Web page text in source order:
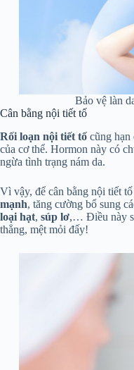
Bảo vệ làn
Cân bằng nội tiết tố
Rối loạn nội tiết tố cũng hạn
của cơ thể. Hormon này có
ngừa tình trạng nám da.
Vì vậy, để cân bằng nội tiết
mạnh, tăng cường bổ sung
loại hạt, súp lơ,… Điều này
thẳng, mệt mỏi đấy!